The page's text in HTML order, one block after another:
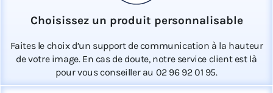
Choisissez un produit personnalisable
Faites le choix d’un support de communication à la hauteur
de votre image. En cas de doute, notre service client est là
pour vous conseiller au 02 96 92 01 95.